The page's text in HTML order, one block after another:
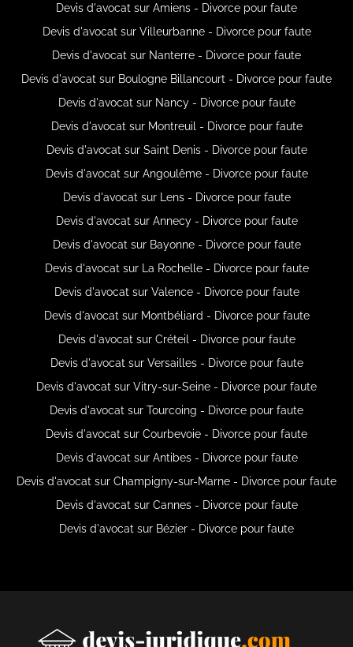
Devis d'avocat sur Amiens - Divorce pour faute
Devis d'avocat sur Villeurbanne - Divorce pour faute
Devis d'avocat sur Nanterre - Divorce pour faute
Devis d'avocat sur Boulogne Billancourt - Divorce pour faute
Devis d'avocat sur Nancy - Divorce pour faute
Devis d'avocat sur Montreuil - Divorce pour faute
Devis d'avocat sur Saint Denis - Divorce pour faute
Devis d'avocat sur Angoulême - Divorce pour faute
Devis d'avocat sur Lens - Divorce pour faute
Devis d'avocat sur Annecy - Divorce pour faute
Devis d'avocat sur Bayonne - Divorce pour faute
Devis d'avocat sur La Rochelle - Divorce pour faute
Devis d'avocat sur Valence - Divorce pour faute
Devis d'avocat sur Montbéliard - Divorce pour faute
Devis d'avocat sur Créteil - Divorce pour faute
Devis d'avocat sur Versailles - Divorce pour faute
Devis d'avocat sur Vitry-sur-Seine - Divorce pour faute
Devis d'avocat sur Tourcoing - Divorce pour faute
Devis d'avocat sur Courbevoie - Divorce pour faute
Devis d'avocat sur Antibes - Divorce pour faute
Devis d'avocat sur Champigny-sur-Marne - Divorce pour faute
Devis d'avocat sur Cannes - Divorce pour faute
Devis d'avocat sur Bézier - Divorce pour faute